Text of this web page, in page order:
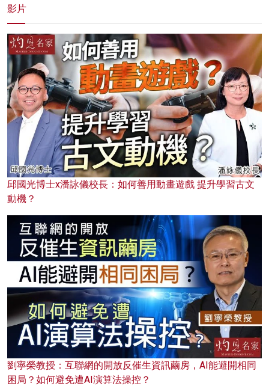
影片
邱國光博士x潘詠儀校長：如何善用動畫遊戲 提升學習古文
動機？
劉寧榮教授：互聯網的開放反催生資訊繭房，AI能避開相同
困局？如何避免遭AI演算法操控？